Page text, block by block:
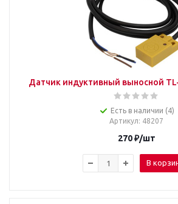
Датчик индуктивный выносной TL-
Есть в наличии (4)
Артикул: 48207
270₽/шт
В